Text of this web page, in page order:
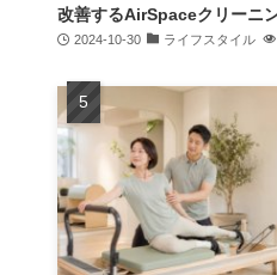
改善するAirSpaceクリーニ
2024-10-30 ライフスタイル